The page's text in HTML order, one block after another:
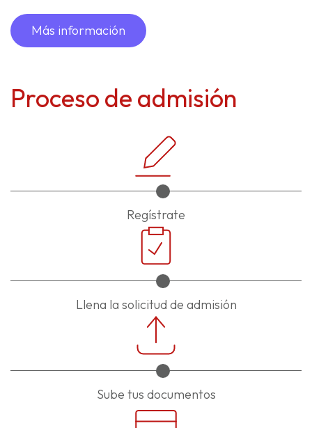
Más información
Proceso de admisión
Regístrate
Llena la solicitud de admisión
Sube tus documentos